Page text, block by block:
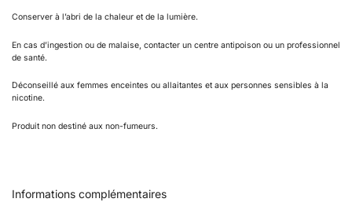
Conserver à l’abri de la chaleur et de la lumière.
En cas d’ingestion ou de malaise, contacter un centre antipoison ou un professionnel
de santé.
Déconseillé aux femmes enceintes ou allaitantes et aux personnes sensibles à la
nicotine.
Produit non destiné aux non-fumeurs.
Informations complémentaires